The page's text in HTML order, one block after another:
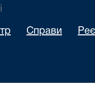
Справи